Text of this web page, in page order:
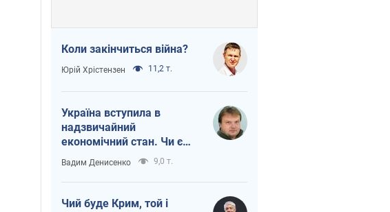
Коли закінчиться війна?
Юрій Хрістензен 11,2 т.
Україна вступила в
надзвичайний
економічний стан. Чи є
світло вкінці тунелю?
Вадим Денисенко 9,0 т.
Чий буде Крим, той і